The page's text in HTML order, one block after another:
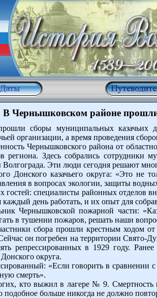
В Чернышковском районе
сборы муниципальных казачьих
организации, а время проведения
Чернышковского района от
региона. Здесь собрались
Эти люди сегодня решают
Донского казачьего округа: «Это не
в вопросах экологии, защиты
гостей: специалисты районных отделов
каждый день работать, и их опыт для
Чернышковской пожарной части:
в тушении пожаров, решать наши
сбора прошли крестным ходом
он погребен на территории Свято-
репрессированных в 1929 году.
округа.
«Если говорить в сравнении
смерть».
кто выжил в лагере № 9. Смертность
подобное больше никогда не должно